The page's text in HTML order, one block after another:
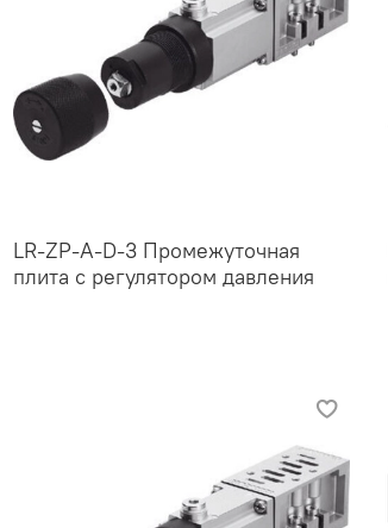
LR-ZP-A-D-3 Промежуточная
плита с регулятором давления